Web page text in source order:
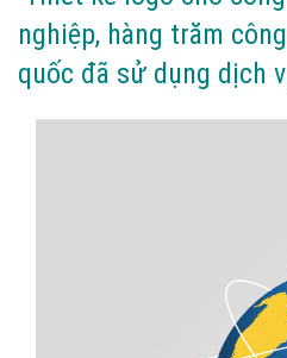
nghiệp, hàng trăm
quốc đã sử dụng dịch